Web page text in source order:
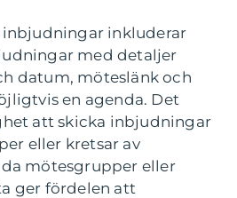
inbjudningar inkluderar
med detaljer
datum, möteslänk och
en agenda. Det
att skicka inbjudningar
eller kretsar av
mötesgrupper eller
ger fördelen att